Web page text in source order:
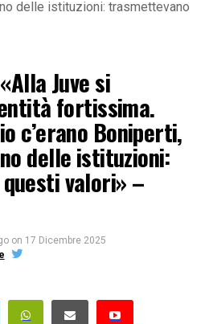
delle istituzioni: trasmettevano
Juve si
fortissima.
c’erano Boniperti,
delle istituzioni:
valori» –
on 17 Dicembre 2025